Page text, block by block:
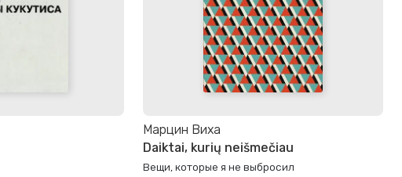
Марцин Виха
Daiktai, kurių neišmečiau
Вещи, которые я не выбросил